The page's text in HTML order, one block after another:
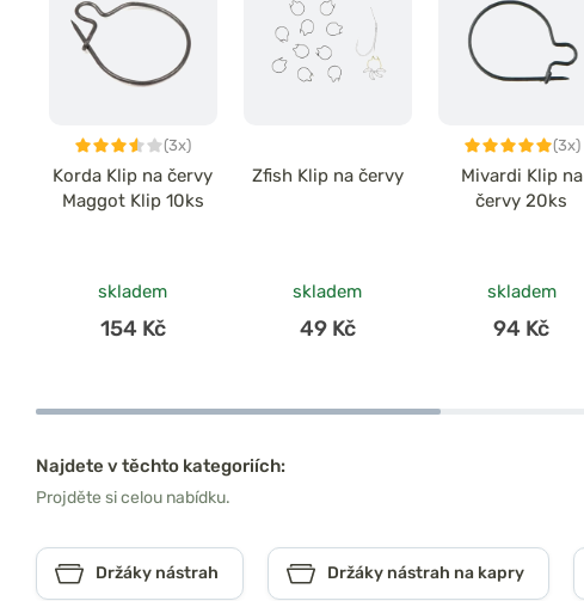
(3x)
Korda Klip na červy
Maggot Klip 10ks
skladem
154 Kč
Zfish Klip na červy
skladem
49 Kč
(3x)
Mivardi Klip na
červy 20ks
skladem
94 Kč
Najdete v těchto kategoriích:
Projděte si celou nabídku.
Držáky nástrah Držáky nástrah na kapry